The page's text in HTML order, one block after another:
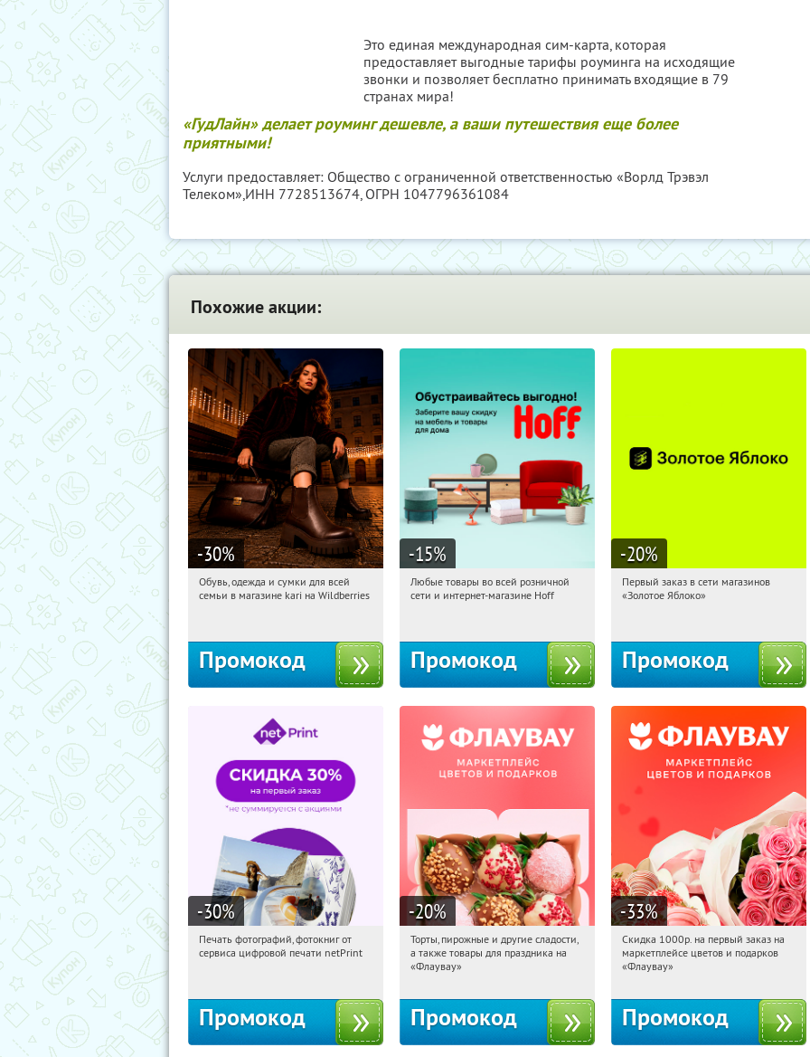
Это единая международная сим-карта, которая
предоставляет выгодные тарифы роуминга на исходящие
звонки и позволяет бесплатно принимать входящие в 79
странах мира!
«ГудЛайн» делает роуминг дешевле, а ваши путешествия еще более
приятными!
Услуги предоставляет: Общество с ограниченной ответственностью «Ворлд Трэвэл
Телеком»,ИНН 7728513674, ОГРН 1047796361084
Похожие акции:
-30%
05:17:58 Получили:
Обувь, одежда и сумки для всей
семьи в магазине kari на Wildberries
Промокод
-15%
05:17:58 Получили:
Любые товары во всей розничной
сети и интернет-магазине Hoff
Промокод
-20%
05:17:58
Получи первым!
Первый заказ в сети магазинов
«Золотое Яблоко»
Промокод
-30%
05:17:58 Получили:
Печать фотографий, фотокниг от
сервиса цифровой печати netPrint
Промокод
-20%
05:17:58 Получили:
Россия
Торты, пирожные и другие сладости,
а также товары для праздника на
«Флаувау»
Промокод
-33%
05:17:58 Получили:
Россия
Скидка 1000р. на первый заказ на
маркетплейсе цветов и подарков
«Флаувау»
Промокод